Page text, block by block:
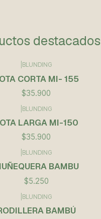
destacados
BLUNDING
CORTA MI- 155
$35.900
BLUNDING
LARGA MI-150
$35.900
BLUNDING
BAMBU
$5.250
BLUNDING
BAMBÚ